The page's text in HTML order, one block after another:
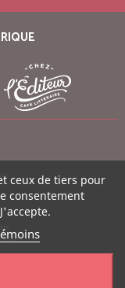
ceux de tiers pour
consentement